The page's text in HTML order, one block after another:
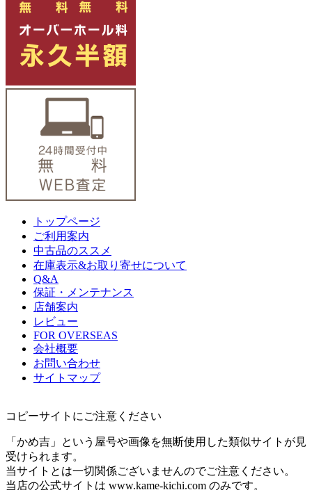
トップページ
ご利用案内
中古品のススメ
在庫表示&お取り寄せについて
Q&A
保証・メンテナンス
店舗案内
レビュー
FOR OVERSEAS
会社概要
お問い合わせ
サイトマップ
コピーサイトにご注意ください
「かめ吉」という屋号や画像を無断使用した類似サイトが見
受けられます。
当サイトとは一切関係ございませんのでご注意ください。
当店の公式サイトは www.kame-kichi.com のみです。